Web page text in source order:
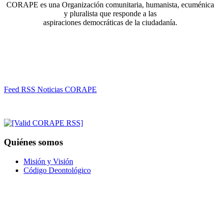
CORAPE es una Organización comunitaria, humanista, ecuménica
y pluralista que responde a las
aspiraciones democráticas de la ciudadanía.
Feed RSS Noticias CORAPE
Quiénes somos
Misión y Visión
Código Deontológico